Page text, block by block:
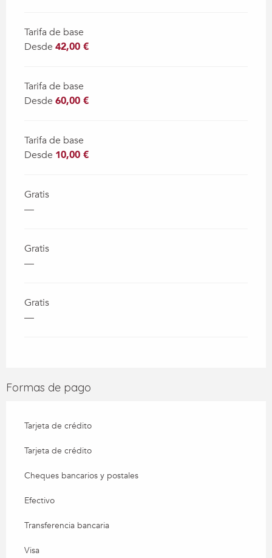
Tarifa de base
Desde 42,00 €
Tarifa de base
Desde 60,00 €
Tarifa de base
Desde 10,00 €
Gratis
—
Gratis
—
Gratis
—
Formas de pago
Tarjeta de crédito
Tarjeta de crédito
Cheques bancarios y postales
Efectivo
Transferencia bancaria
Visa